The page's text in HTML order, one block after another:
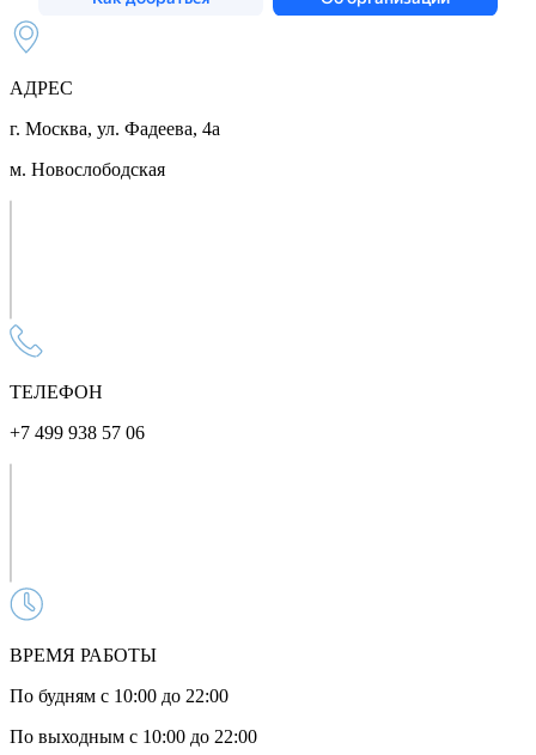
АДРЕС
г. Москва, ул. Фадеева, 4а
м. Новослободская
ТЕЛЕФОН
+7 499 938 57 06
ВРЕМЯ РАБОТЫ
По будням с 10:00 до 22:00
По выходным с 10:00 до 22:00